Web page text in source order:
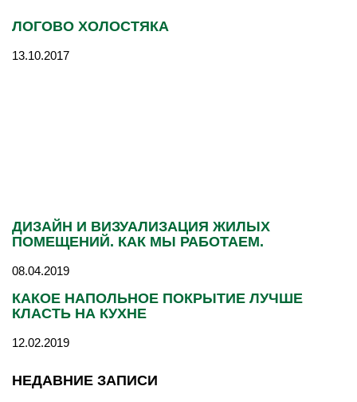
ЛОГОВО ХОЛОСТЯКА
13.10.2017
ДИЗАЙН И ВИЗУАЛИЗАЦИЯ ЖИЛЫХ
ПОМЕЩЕНИЙ. КАК МЫ РАБОТАЕМ.
08.04.2019
КАКОЕ НАПОЛЬНОЕ ПОКРЫТИЕ ЛУЧШЕ
КЛАСТЬ НА КУХНЕ
12.02.2019
НЕДАВНИЕ ЗАПИСИ